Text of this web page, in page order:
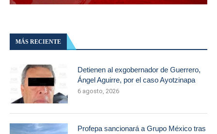
MÁS RECIENTE
Detienen al exgobernador de Guerrero,
Ángel Aguirre, por el caso Ayotzinapa
6 agosto, 2026
Profepa sancionará a Grupo México tras